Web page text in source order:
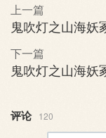
上一篇
鬼吹灯之山海妖
下一篇
鬼吹灯之山海妖
评论 120